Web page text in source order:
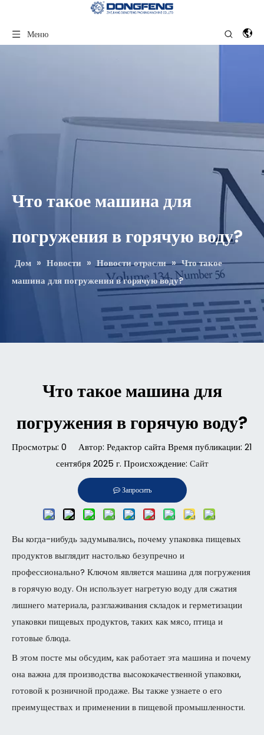
Меню
Что такое машина для
погружения в горячую воду?
Дом » Новости » Новости отрасли » Что такое
машина для погружения в горячую воду?
Что такое машина для
погружения в горячую воду?
Просмотры: 0 Автор: Редактор сайта Время публикации: 21
сентября 2025 г. Происхождение: Сайт
Запросить
Вы когда-нибудь задумывались, почему упаковка пищевых
продуктов выглядит настолько безупречно и
профессионально? Ключом является машина для погружения
в горячую воду. Он использует нагретую воду для сжатия
лишнего материала, разглаживания складок и герметизации
упаковки пищевых продуктов, таких как мясо, птица и
готовые блюда.
В этом посте мы обсудим, как работает эта машина и почему
она важна для производства высококачественной упаковки,
готовой к розничной продаже. Вы также узнаете о его
преимуществах и применении в пищевой промышленности.